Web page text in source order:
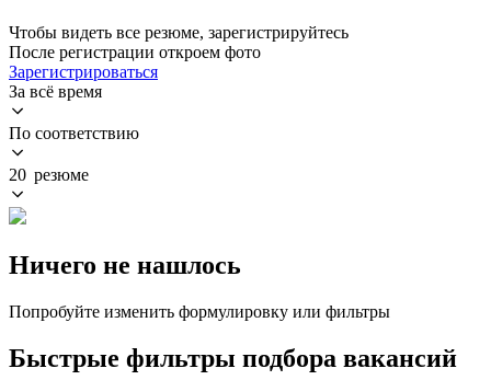
Чтобы видеть все резюме, зарегистрируйтесь
После регистрации откроем фото
Зарегистрироваться
За всё время
По соответствию
20 резюме
Ничего не нашлось
Попробуйте изменить формулировку или фильтры
Быстрые фильтры подбора вакансий